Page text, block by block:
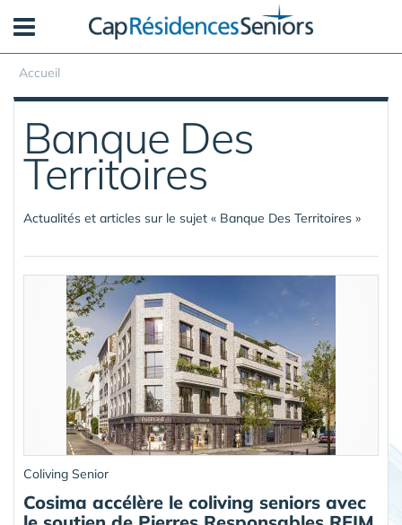
Accueil
Banque Des
Territoires
Actualités et articles sur le sujet « Banque Des Territoires »
Coliving Senior
Cosima accélère le coliving seniors avec